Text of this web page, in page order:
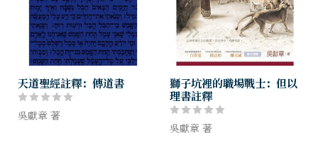
天道聖經註釋：傳道書
吳獻章 著
獅子坑裡的職場戰士：但以
理書註釋
吳獻章 著